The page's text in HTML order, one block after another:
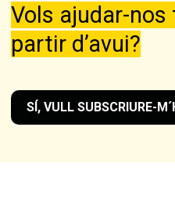
Vols ajudar-
partir d’avui?
SÍ, VULL SUBSCRIURE-